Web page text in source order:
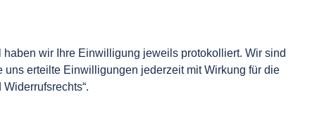
wir Ihre Einwilligung jeweils protokolliert. Wir sind
erteilte Einwilligungen jederzeit mit Wirkung für die